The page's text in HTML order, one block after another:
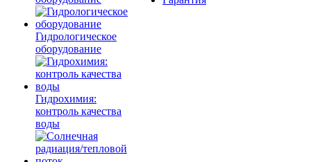
Гидрологическое
оборудование
Гидрохимия:
контроль качества
воды